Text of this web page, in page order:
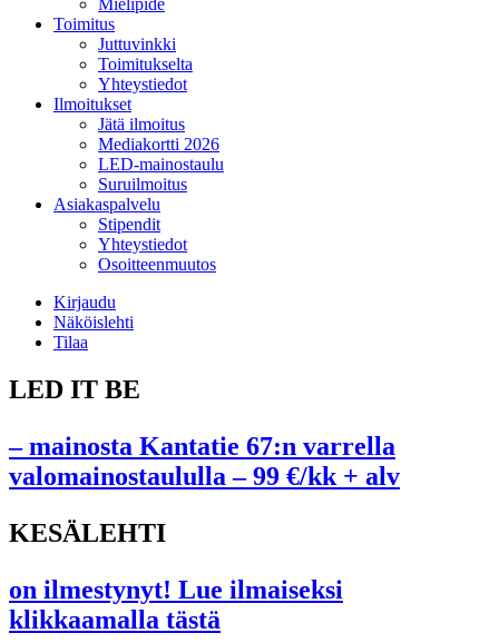
Mielipide
Toimitus
Juttuvinkki
Toimitukselta
Yhteystiedot
Ilmoitukset
Jätä ilmoitus
Mediakortti 2026
LED-mainostaulu
Suruilmoitus
Asiakaspalvelu
Stipendit
Yhteystiedot
Osoitteenmuutos
Kirjaudu
Näköislehti
Tilaa
LED IT BE
– mainosta Kantatie 67:n varrella
valomainostaululla – 99 €/kk + alv
KESÄLEHTI
on ilmestynyt! Lue ilmaiseksi
klikkaamalla tästä